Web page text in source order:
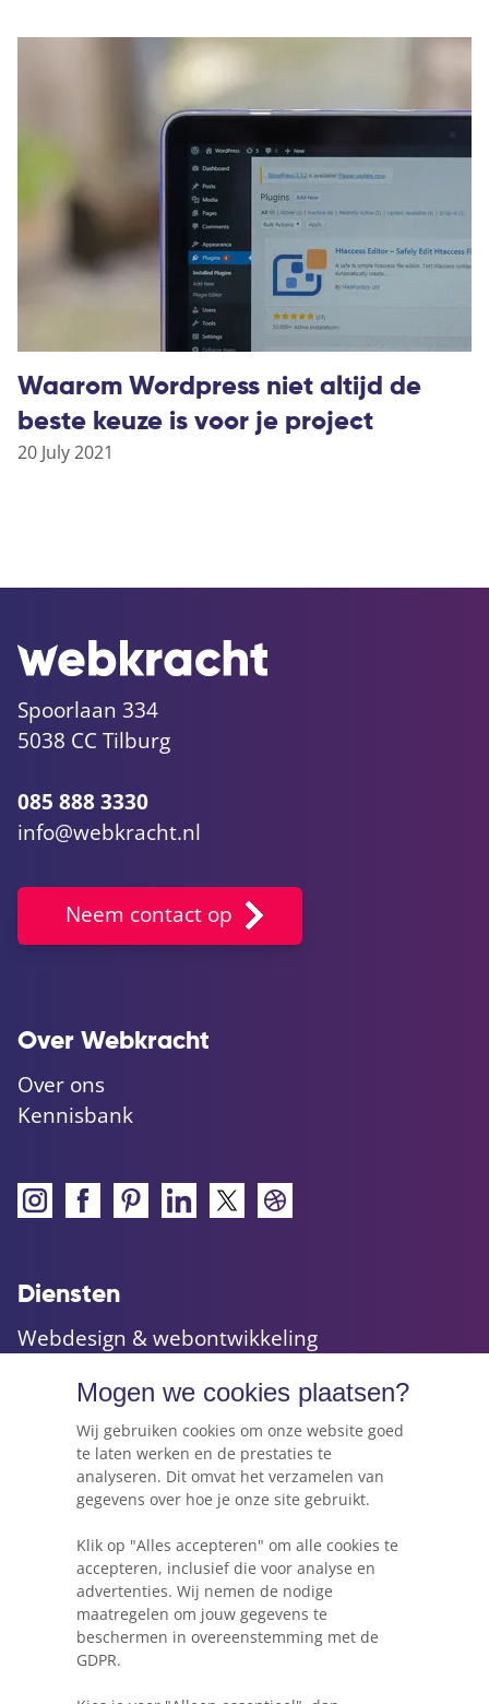
Waarom Wordpress niet altijd de
beste keuze is voor je project
20 July 2021
Spoorlaan 334
5038 CC Tilburg
085 888 3330
info@webkracht.nl
Neem contact op
Over Webkracht
Over ons
Kennisbank
Diensten
Webdesign & webontwikkeling
Online marketing & advies
Hosting, e-mail & domeinnamen
Webkracht's blog
5 dingen die je moet weten voordat je een
website gaat beginnen
Waarom Wordpress niet altijd de beste keuze
is voor je project
Mogen we cookies plaatsen?
Wij gebruiken cookies om onze website goed
te laten werken en de prestaties te
analyseren. Dit omvat het verzamelen van
gegevens over hoe je onze site gebruikt.
Klik op "Alles accepteren" om alle cookies te
accepteren, inclusief die voor analyse en
advertenties. Wij nemen de nodige
maatregelen om jouw gegevens te
beschermen in overeenstemming met de
GDPR.